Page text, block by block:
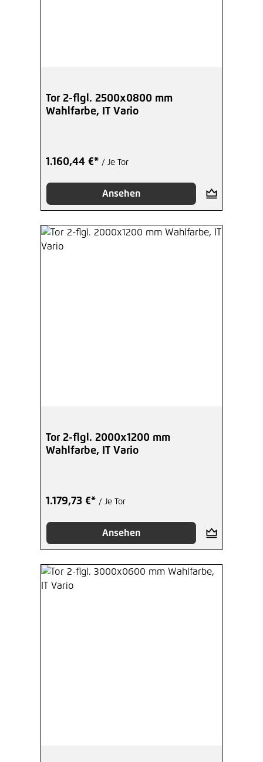
Tor 2-flgl. 2500x0800 mm
Wahlfarbe, IT Vario
1.160,44 €* / Je Tor
Ansehen
Tor 2-flgl. 2000x1200 mm
Wahlfarbe, IT Vario
1.179,73 €* / Je Tor
Ansehen